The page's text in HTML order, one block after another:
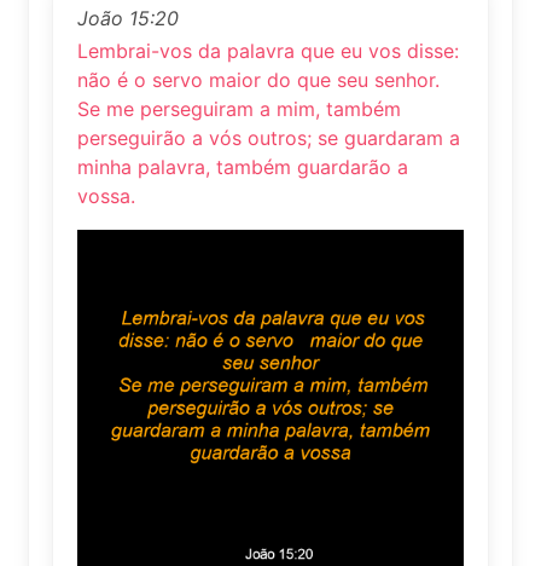
João 15:20
Lembrai-vos da palavra que eu vos disse:
não é o servo maior do que seu senhor.
Se me perseguiram a mim, também
perseguirão a vós outros; se guardaram a
minha palavra, também guardarão a
vossa.